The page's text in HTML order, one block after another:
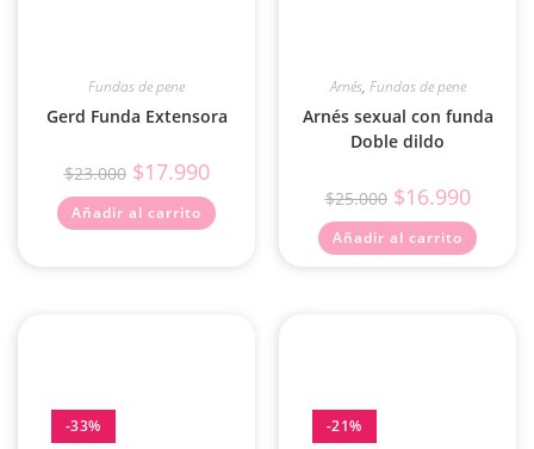
Fundas de pene
Gerd Funda Extensora
$23.000 $17.990
Añadir al carrito
Arnés, Fundas de pene
Arnés sexual con funda
Doble dildo
$25.000 $16.990
Añadir al carrito
-33% -21%